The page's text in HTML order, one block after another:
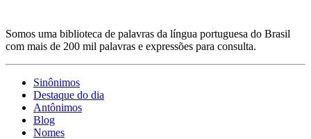
Somos uma biblioteca de palavras da língua portuguesa do Brasil
com mais de 200 mil palavras e expressões para consulta.
Sinônimos
Destaque do dia
Antônimos
Blog
Nomes